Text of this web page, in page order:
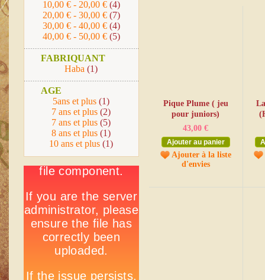
Pique Plume ( jeu
pour juniors)
43,00 €
Ajouter au panier
Ajouter à la liste
d'envies
10,00 € - 20,00 € (4)
20,00 € - 30,00 € (7)
30,00 € - 40,00 € (4)
40,00 € - 50,00 € (5)
FABRIQUANT
Haba (1)
AGE
5ans et plus (1)
7 ans et plus (2)
7 ans et plus (5)
8 ans et plus (1)
10 ans et plus (1)